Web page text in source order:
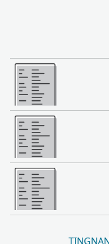
Magpakita ng mas
Magpakita ng mas
Magpakita ng mas